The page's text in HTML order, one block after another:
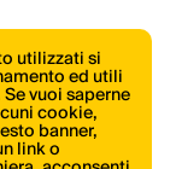
utilizzati si
ed utili
vuoi saperne
cookie,
banner,
link o